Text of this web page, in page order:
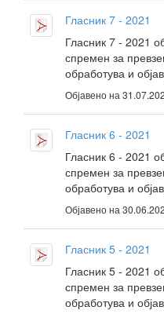
Гласник 7 - 2021
Гласник 7 - 2021
спремен за
обработува и
Објавено на
Гласник 6 - 2021
Гласник 6 - 2021
спремен за
обработува и
Објавено на
Гласник 5 - 2021
Гласник 5 - 2021
спремен за
обработува и